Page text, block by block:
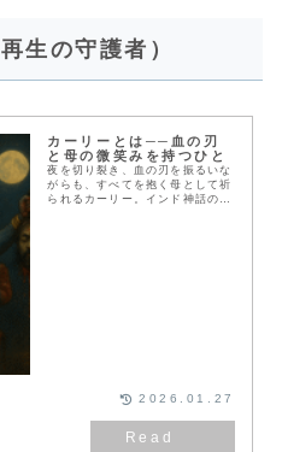
生の守護者）
カーリーとは──血の刃
と母の微笑みを持つひと
夜を切り裂き、血の刃を振るいな
がらも、すべてを抱く母として祈
られるカーリー。インド神話の物
2026.01.27